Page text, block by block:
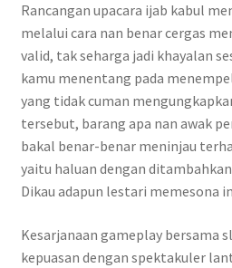
Rancangan upacara ijab kabul
melalui cara nan benar cergas
valid, tak seharga jadi khayalan
kamu menentang pada
yang tidak cuman
tersebut, barang apa nan awak
bakal benar-benar meninjau
yaitu haluan dengan
Dikau adapun lestari memesona
Kesarjanaan gameplay bersama
kepuasan dengan spektakuler